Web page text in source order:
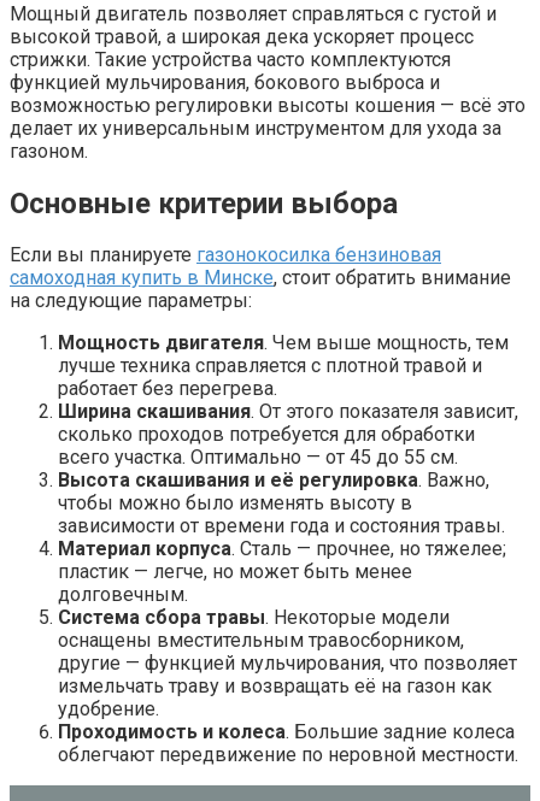
Мощный двигатель позволяет справляться с густой и
высокой травой, а широкая дека ускоряет процесс
стрижки. Такие устройства часто комплектуются
функцией мульчирования, бокового выброса и
возможностью регулировки высоты кошения — всё это
делает их универсальным инструментом для ухода за
газоном.
Основные критерии выбора
Если вы планируете газонокосилка бензиновая
самоходная купить в Минске, стоит обратить внимание
на следующие параметры:
Мощность двигателя. Чем выше мощность, тем
лучше техника справляется с плотной травой и
работает без перегрева.
Ширина скашивания. От этого показателя зависит,
сколько проходов потребуется для обработки
всего участка. Оптимально — от 45 до 55 см.
Высота скашивания и её регулировка. Важно,
чтобы можно было изменять высоту в
зависимости от времени года и состояния травы.
Материал корпуса. Сталь — прочнее, но тяжелее;
пластик — легче, но может быть менее
долговечным.
Система сбора травы. Некоторые модели
оснащены вместительным травосборником,
другие — функцией мульчирования, что позволяет
измельчать траву и возвращать её на газон как
удобрение.
Проходимость и колеса. Большие задние колеса
облегчают передвижение по неровной местности.